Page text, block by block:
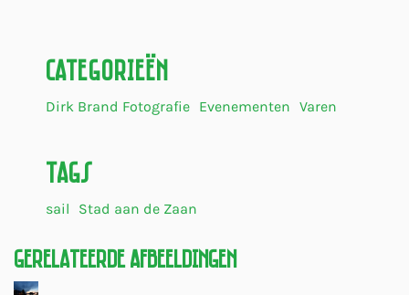
Categorieën
Dirk Brand Fotografie Evenementen Varen
Tags
sail Stad aan de Zaan
Gerelateerde Afbeeldingen